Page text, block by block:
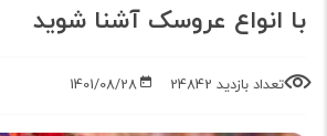
با انواع عروسک آشنا شوید
تعداد بازدید 24842 1401/08/28